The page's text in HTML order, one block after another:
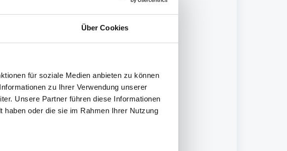
Über Cookies
für soziale Medien anbieten zu können
zu Ihrer Verwendung unserer
Unsere Partner führen diese Informationen
oder die sie im Rahmen Ihrer Nutzung
a scheduled task
were up to